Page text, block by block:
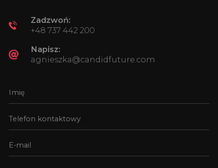
Zadzwoń:
+48 737 442 200
Napisz:
agnieszka@candidfuture.com